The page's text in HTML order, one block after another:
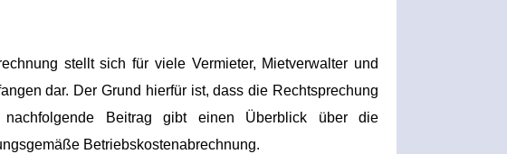
stellt sich für viele Vermieter, Mietverwalter und
dar. Der Grund hierfür ist, dass die Rechtsprechung
Beitrag gibt einen Überblick über die
Betriebskostenabrechnung.